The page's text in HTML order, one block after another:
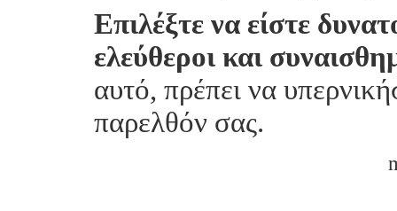
Επιλέξτε να είστε
ελεύθεροι και
αυτό, πρέπει να
παρελθόν σας.